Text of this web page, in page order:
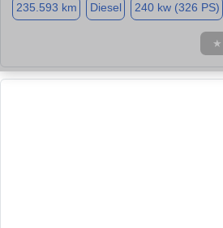
235.593 km Diesel 240 kw (326 PS)
★